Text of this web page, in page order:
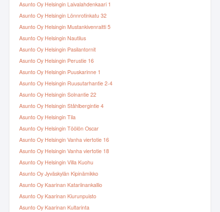
Asunto Oy Helsingin Laivalahdenkaari 1
Asunto Oy Helsingin Lönnrotinkatu 32
Asunto Oy Helsingin Mustankivenraitti 5
Asunto Oy Helsingin Nautilus
Asunto Oy Helsingin Pasilantornit
Asunto Oy Helsingin Perustie 16
Asunto Oy Helsingin Puuskarinne 1
Asunto Oy Helsingin Ruusutarhantie 2-4
Asunto Oy Helsingin Solnantie 22
Asunto Oy Helsingin Ståhlbergintie 4
Asunto Oy Helsingin Tila
Asunto Oy Helsingin Töölön Oscar
Asunto Oy Helsingin Vanha viertotie 16
Asunto Oy Helsingin Vanha viertotie 18
Asunto Oy Helsingin Villa Kuohu
Asunto Oy Jyväskylän Kipinämikko
Asunto Oy Kaarinan Katariinankallio
Asunto Oy Kaarinan Kiurunpuisto
Asunto Oy Kaarinan Kultarinta